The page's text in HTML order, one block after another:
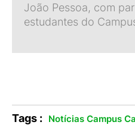
João Pessoa, com
estudantes do
Tags : Notícias Campus